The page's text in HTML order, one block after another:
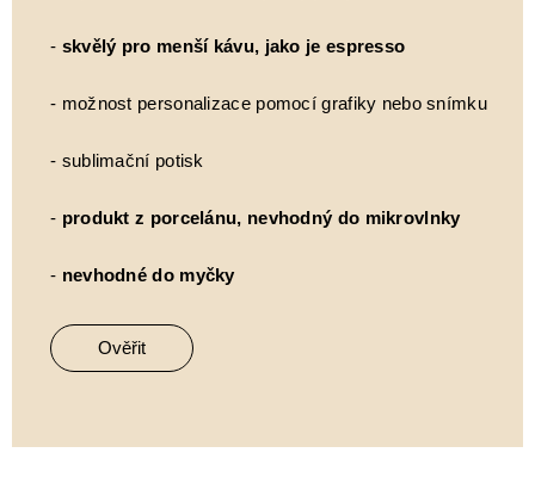
- skvělý pro menší kávu, jako je espresso
- možnost personalizace pomocí grafiky nebo snímku
- sublimační potisk
- produkt z porcelánu, nevhodný do mikrovlnky
- nevhodné do myčky
Ověřit